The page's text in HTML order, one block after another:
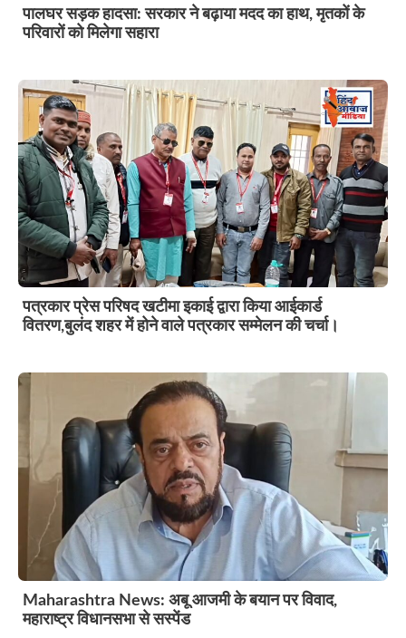
पालघर सड़क हादसा: सरकार ने बढ़ाया मदद का हाथ, मृतकों के
परिवारों को मिलेगा सहारा
पत्रकार प्रेस परिषद खटीमा इकाई द्वारा किया आईकार्ड
वितरण,बुलंद शहर में होने वाले पत्रकार सम्मेलन की चर्चा।
Maharashtra News: अबू आजमी के बयान पर विवाद,
महाराष्ट्र विधानसभा से सस्पेंड